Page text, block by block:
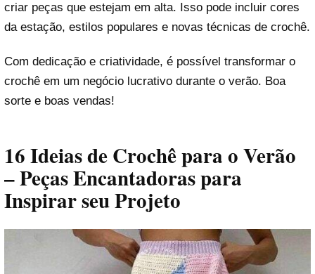
criar peças que estejam em alta. Isso pode incluir cores
da estação, estilos populares e novas técnicas de crochê.
Com dedicação e criatividade, é possível transformar o
crochê em um negócio lucrativo durante o verão. Boa
sorte e boas vendas!
16 Ideias de Crochê para o Verão
– Peças Encantadoras para
Inspirar seu Projeto